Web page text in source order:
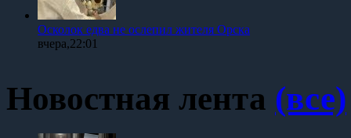
Осколок едва не ослепил жителя Орска
вчера,22:01
Новостная лента (все)